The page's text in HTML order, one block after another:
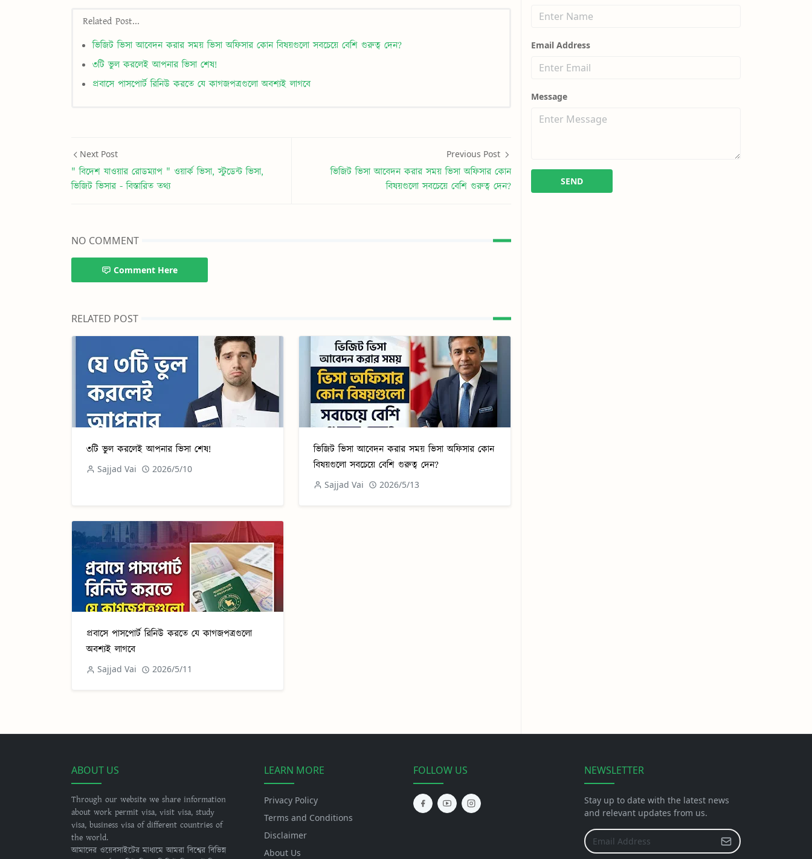
Related Post...
ভিজিট ভিসা আবেদন করার সময় ভিসা অফিসার কোন বিষয়গুলো সবচেয়ে বেশি গুরুত্ব দেন?
৩টি ভুল করলেই আপনার ভিসা শেষ!
প্রবাসে পাসপোর্ট রিনিউ করতে যে কাগজপত্রগুলো অবশ্যই লাগবে
Next Post
" বিদেশ যাওয়ার রোডম্যাপ " ওয়ার্ক ভিসা, স্টুডেন্ট ভিসা,
ভিজিট ভিসার - বিস্তারিত তথ্য
Previous Post
ভিজিট ভিসা আবেদন করার সময় ভিসা অফিসার কোন
বিষয়গুলো সবচেয়ে বেশি গুরুত্ব দেন?
NO COMMENT
Comment Here
RELATED POST
৩টি ভুল করলেই আপনার ভিসা শেষ!
Sajjad Vai 2026/5/10
ভিজিট ভিসা আবেদন করার সময় ভিসা অফিসার কোন
বিষয়গুলো সবচেয়ে বেশি গুরুত্ব দেন?
Sajjad Vai 2026/5/13
প্রবাসে পাসপোর্ট রিনিউ করতে যে কাগজপত্রগুলো
অবশ্যই লাগবে
Sajjad Vai 2026/5/11
Email Address
Message
SEND
ABOUT US
Through our website we share information
about work permit visa, visit visa, study
visa, business visa of different countries of
the world.
আমাদের ওয়েবসাইটের মাধ্যমে আমরা বিশ্বের বিভিন্ন
LEARN MORE
Privacy Policy
Terms and Conditions
Disclaimer
About Us
FOLLOW US NEWSLETTER
Stay up to date with the latest news
and relevant updates from us.